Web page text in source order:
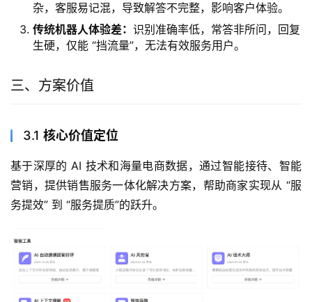
杂，客服易记混，导致解答不完整，影响客户体验。
传统机器人体验差： 识别准确率低，常答非所问，回复
生硬，仅能 “挡流量”，无法有效服务用户。
三、方案价值
3.1 核心价值定位
基于深厚的 AI 技术和海量电商数据，通过智能接待、智能
营销，提供销售服务一体化解决方案，帮助商家实现从 “服
务提效” 到 “服务提质”的跃升。